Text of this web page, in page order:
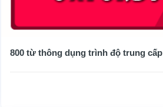
800 từ thông dụng trình độ trung cấp